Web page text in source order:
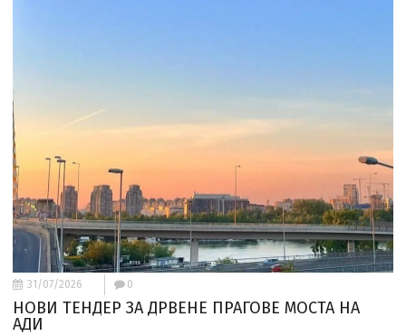
31/07/2026 0
НОВИ ТЕНДЕР ЗА ДРВЕНЕ ПРАГОВЕ МОСТА НА
АДИ